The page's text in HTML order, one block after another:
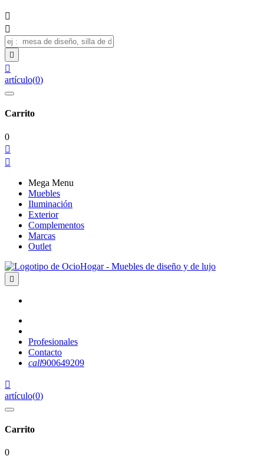




artículo(0)
Carrito
0


Mega Menu
Muebles
Iluminación
Exterior
Complementos
Marcas
Outlet

Profesionales
Contacto
call900649209

artículo(0)
Carrito
0